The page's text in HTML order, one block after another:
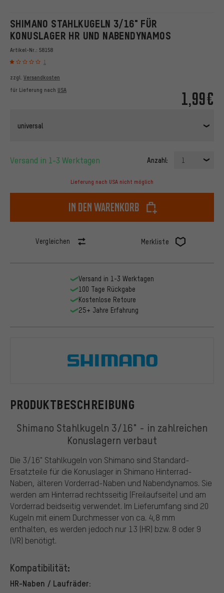
SHIMANO STAHLKUGELN 3/16" FÜR
KONUSLAGER HR UND NABENDYNAMOS
Artikel-Nr.: 58158
1
1,99€
zzgl. Versandkosten
für Lieferung nach USA
universal
Versand in 1-3 Werktagen Anzahl: 1
Lieferung nach USA nicht möglich
In den Warenkorb
Vergleichen Merkliste
PRODUKTBESCHREIBUNG
Shimano Stahlkugeln 3/16" - in zahlreichen
Konuslagern verbaut
Die 3/16" Stahlkugeln von Shimano sind Standard-
Ersatzteile für die Konuslager in Shimano Hinterrad-
Naben, älteren Vorderrad-Naben und Nabendynamos. Sie
werden am Hinterrad rechtsseitig (Freilaufseite) und am
Vorderrad beidseitig verwendet. Im Lieferumfang sind 20
Kugeln mit einem Durchmesser von ca. 4,8 mm
enthalten, es werden jedoch nur 13 (HR) bzw. 8 oder 9
(VR) benötigt.
Kompatibilität:
HR-Naben / Laufräder:
Versand in 1-3 Werktagen
100 Tage Rückgabe
Kostenlose Retoure
25+ Jahre Erfahrung
Shimano